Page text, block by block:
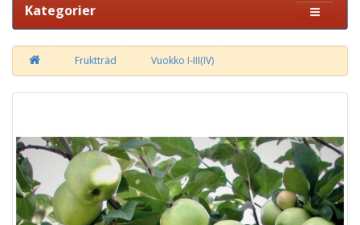
Kategorier
Fruktträd Vuokko I-III(IV)